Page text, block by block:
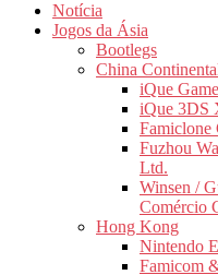
Notícia
Jogos da Ásia
Bootlegs
China
iQue
iQue 3DS
Famiclone
Fuzhou
Ltd.
Winsen /
Comércio
Hong Kong
Nintendo
Famicom